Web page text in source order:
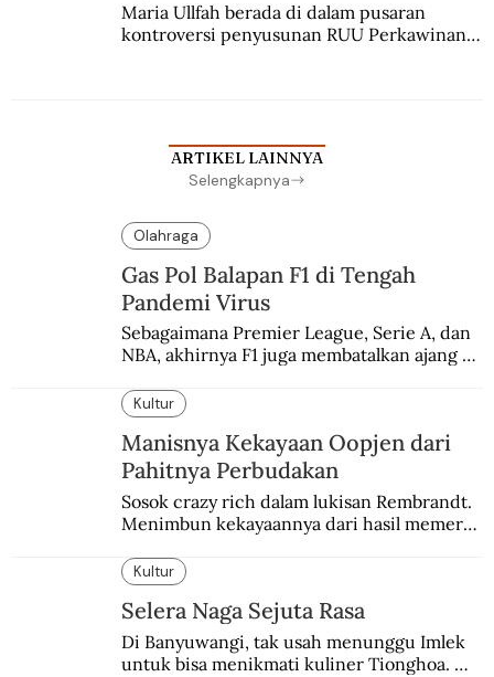
Maria Ullfah berada di dalam pusaran
kontroversi penyusunan RUU Perkawinan.
ARTIKEL LAINNYA
Selengkapnya
Olahraga
Gas Pol Balapan F1 di Tengah
Pandemi Virus
Sebagaimana Premier League, Serie A, dan
NBA, akhirnya F1 juga membatalkan ajang
enam dekade lampau.
Kultur
Manisnya Kekayaan Oopjen dari
Pahitnya Perbudakan
Sosok crazy rich dalam lukisan Rembrandt.
Menimbun kekayaannya dari hasil memeras
Kultur
Selera Naga Sejuta Rasa
Di Banyuwangi, tak usah menunggu Imlek
untuk bisa menikmati kuliner Tionghoa.